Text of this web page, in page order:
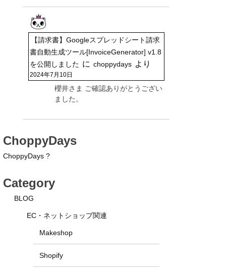
【請求書】Googleスプレッドシート請求
書自動生成ツール[InvoiceGenerator] v1.8
を公開しました に choppydays より
2024年7月10日
櫻井さま ご確認ありがとうござい
ました。
ChoppyDays
ChoppyDays ?
Category
BLOG
EC・ネットショップ関連
Makeshop
Shopify